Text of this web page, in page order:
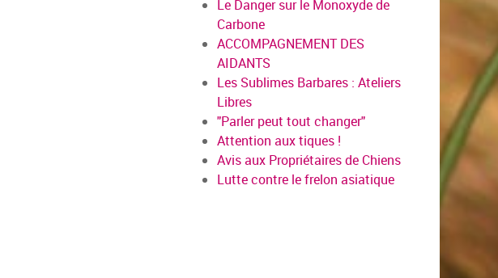
Le Danger sur le Monoxyde de
Carbone
ACCOMPAGNEMENT DES
AIDANTS
Les Sublimes Barbares : Ateliers
Libres
"Parler peut tout changer"
Attention aux tiques !
Avis aux Propriétaires de Chiens
Lutte contre le frelon asiatique